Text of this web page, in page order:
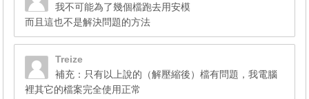
我不可能為了幾個檔跑去用安模
而且這也不是解決問題的方法
Treize
補充：只有以上說的（解壓縮後）檔有問題，我電腦
裡其它的檔案完全使用正常